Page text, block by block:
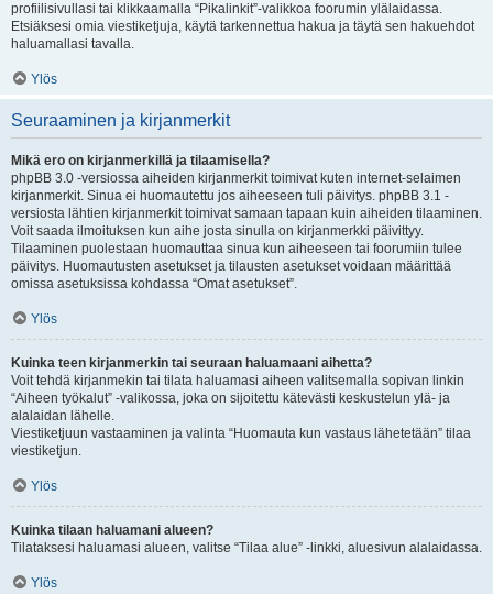
profiilisivullasi tai klikkaamalla “Pikalinkit”-valikkoa foorumin ylälaidassa.
Etsiäksesi omia viestiketjuja, käytä tarkennettua hakua ja täytä sen hakuehdot
haluamallasi tavalla.
Ylös
Seuraaminen ja kirjanmerkit
Mikä ero on kirjanmerkillä ja tilaamisella?
phpBB 3.0 -versiossa aiheiden kirjanmerkit toimivat kuten internet-selaimen
kirjanmerkit. Sinua ei huomautettu jos aiheeseen tuli päivitys. phpBB 3.1 -
versiosta lähtien kirjanmerkit toimivat samaan tapaan kuin aiheiden tilaaminen.
Voit saada ilmoituksen kun aihe josta sinulla on kirjanmerkki päivittyy.
Tilaaminen puolestaan huomauttaa sinua kun aiheeseen tai foorumiin tulee
päivitys. Huomautusten asetukset ja tilausten asetukset voidaan määrittää
omissa asetuksissa kohdassa “Omat asetukset”.
Ylös
Kuinka teen kirjanmerkin tai seuraan haluamaani aihetta?
Voit tehdä kirjanmekin tai tilata haluamasi aiheen valitsemalla sopivan linkin
“Aiheen työkalut” -valikossa, joka on sijoitettu kätevästi keskustelun ylä- ja
alalaidan lähelle.
Viestiketjuun vastaaminen ja valinta “Huomauta kun vastaus lähetetään” tilaa
viestiketjun.
Ylös
Kuinka tilaan haluamani alueen?
Tilataksesi haluamasi alueen, valitse “Tilaa alue” -linkki, aluesivun alalaidassa.
Ylös